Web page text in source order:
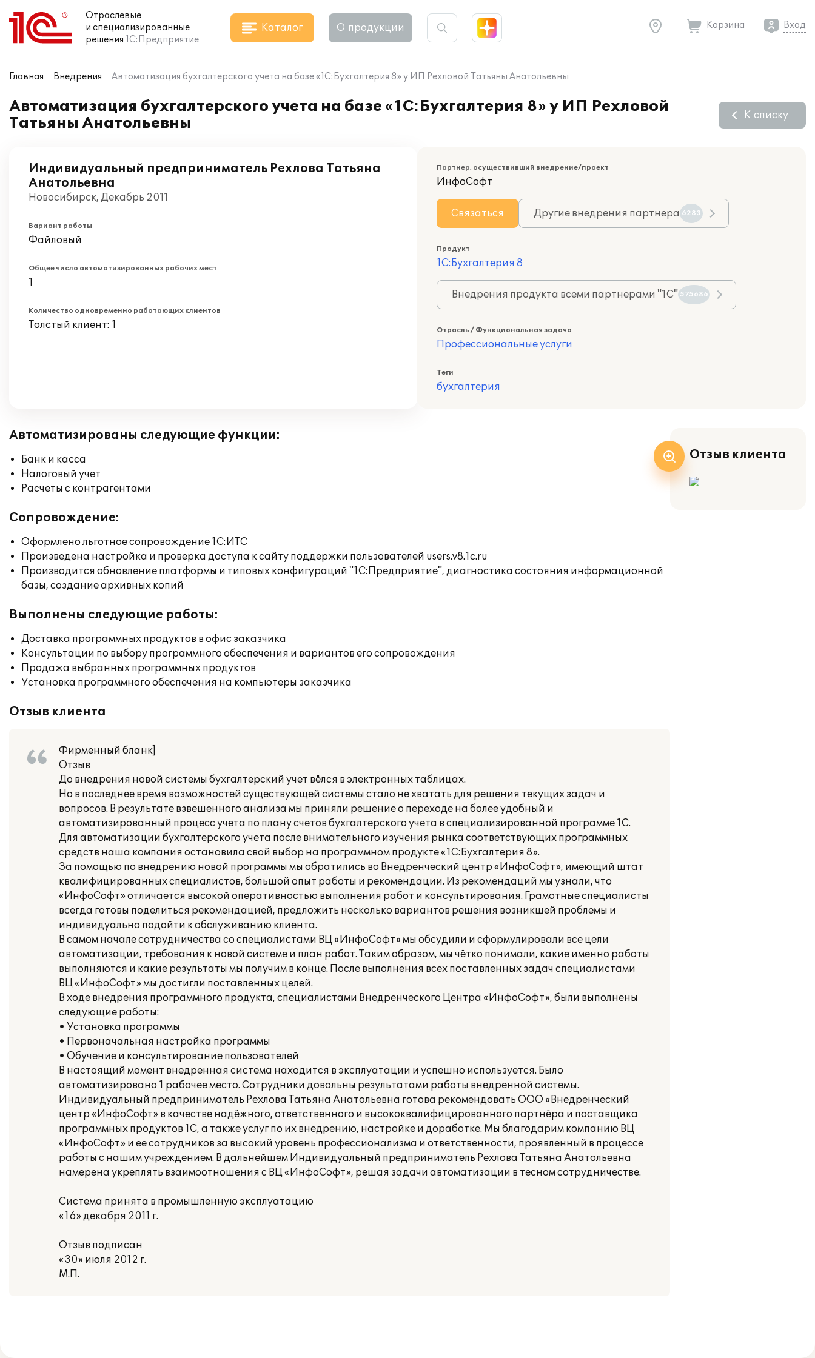
Отраслевые
и специализированные
решения 1С:Предприятие
Каталог О продукции Корзина Вход
Главная Внедрения Автоматизация бухгалтерского учета на базе «1С:Бухгалтерия 8» у ИП Рехловой Татьяны Анатольевны
Автоматизация бухгалтерского учета на базе «1С:Бухгалтерия 8» у ИП Рехловой
Татьяны Анатольевны
К списку
Индивидуальный предприниматель Рехлова Татьяна
Анатольевна
Новосибирск, Декабрь 2011
Вариант работы
Файловый
Общее число автоматизированных рабочих мест
1
Количество одновременно работающих клиентов
Толстый клиент: 1
Партнер, осуществивший внедрение/проект
ИнфоСофт
Связаться Другие внедрения партнера 6283
Продукт
1С:Бухгалтерия 8
Внедрения продукта всеми партнерами "1С" 575686
Отрасль / Функциональная задача
Профессиональные услуги
Теги
бухгалтерия
Автоматизированы следующие функции:
Банк и касса
Налоговый учет
Расчеты с контрагентами
Сопровождение:
Оформлено льготное сопровождение 1С:ИТС
Произведена настройка и проверка доступа к сайту поддержки пользователей users.v8.1c.ru
Производится обновление платформы и типовых конфигураций "1С:Предприятие", диагностика состояния информационной
базы, создание архивных копий
Выполнены следующие работы:
Доставка программных продуктов в офис заказчика
Консультации по выбору программного обеспечения и вариантов его сопровождения
Продажа выбранных программных продуктов
Установка программного обеспечения на компьютеры заказчика
Отзыв клиента
Фирменный бланк]
Отзыв
До внедрения новой системы бухгалтерский учет вёлся в электронных таблицах.
Но в последнее время возможностей существующей системы стало не хватать для решения текущих задач и
вопросов. В результате взвешенного анализа мы приняли решение о переходе на более удобный и
автоматизированный процесс учета по плану счетов бухгалтерского учета в специализированной программе 1С.
Для автоматизации бухгалтерского учета после внимательного изучения рынка соответствующих программных
средств наша компания остановила свой выбор на программном продукте «1С:Бухгалтерия 8».
За помощью по внедрению новой программы мы обратились во Внедренческий центр «ИнфоСофт», имеющий штат
квалифицированных специалистов, большой опыт работы и рекомендации. Из рекомендаций мы узнали, что
«ИнфоСофт» отличается высокой оперативностью выполнения работ и консультирования. Грамотные специалисты
всегда готовы поделиться рекомендацией, предложить несколько вариантов решения возникшей проблемы и
индивидуально подойти к обслуживанию клиента.
В самом начале сотрудничества со специалистами ВЦ «ИнфоСофт» мы обсудили и сформулировали все цели
автоматизации, требования к новой системе и план работ. Таким образом, мы чётко понимали, какие именно работы
выполняются и какие результаты мы получим в конце. После выполнения всех поставленных задач специалистами
ВЦ «ИнфоСофт» мы достигли поставленных целей.
В ходе внедрения программного продукта, специалистами Внедренческого Центра «ИнфоСофт», были выполнены
следующие работы:
• Установка программы
• Первоначальная настройка программы
• Обучение и консультирование пользователей
В настоящий момент внедренная система находится в эксплуатации и успешно используется. Было
автоматизировано 1 рабочее место. Сотрудники довольны результатами работы внедренной системы.
Индивидуальный предприниматель Рехлова Татьяна Анатольевна готова рекомендовать ООО «Внедренческий
центр «ИнфоСофт» в качестве надёжного, ответственного и высококвалифицированного партнёра и поставщика
программных продуктов 1С, а также услуг по их внедрению, настройке и доработке. Мы благодарим компанию ВЦ
«ИнфоСофт» и ее сотрудников за высокий уровень профессионализма и ответственности, проявленный в процессе
работы с нашим учреждением. В дальнейшем Индивидуальный предприниматель Рехлова Татьяна Анатольевна
намерена укреплять взаимоотношения с ВЦ «ИнфоСофт», решая задачи автоматизации в тесном сотрудничестве.
Система принята в промышленную эксплуатацию
«16» декабря 2011 г.
Отзыв подписан
«30» июля 2012 г.
М.П.
Отзыв клиента